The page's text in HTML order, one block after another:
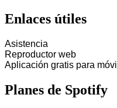
Enlaces útiles
Asistencia
Reproductor web
Aplicación gratis para móvil
Planes de Spotify